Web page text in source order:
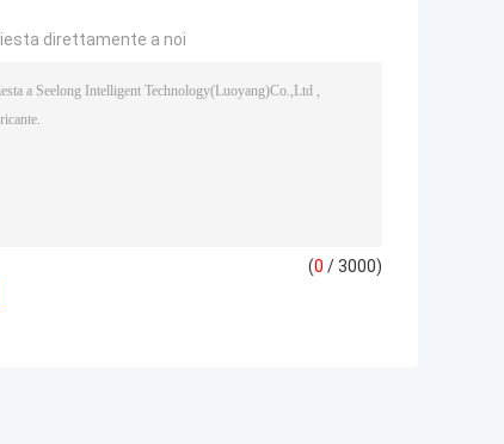
direttamente a noi
(0 / 3000)